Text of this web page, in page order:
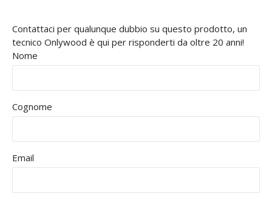
Contattaci per qualunque dubbio su questo prodotto, un
tecnico Onlywood è qui per risponderti da oltre 20 anni!
Nome
Cognome
Email